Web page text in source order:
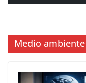
Medio ambiente